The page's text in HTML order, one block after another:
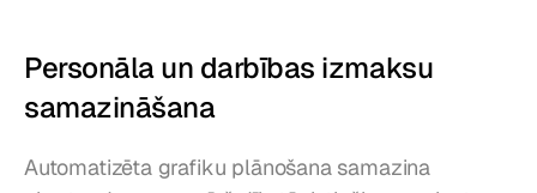
Personāla un darbības izmaksu
samazināšana
Automatizēta grafiku plānošana samazina